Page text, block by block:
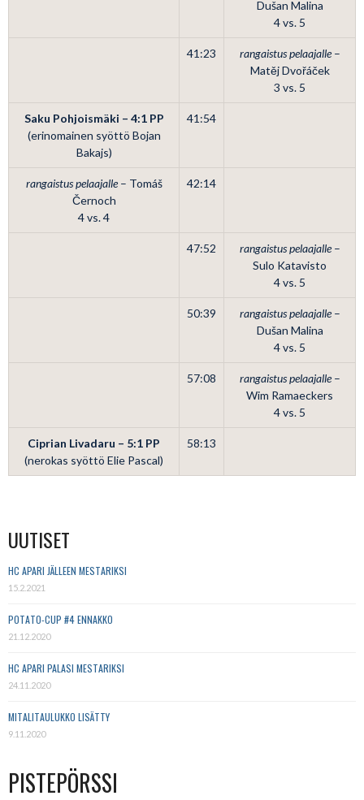
Dušan Malina
4 vs. 5
41:23 rangaistus pelaajalle–
Matěj Dvořáček
3 vs. 5
Saku Pohjoismäki – 4:1 PP
(erinomainen syöttö Bojan
Bakajs)
41:54
rangaistus pelaajalle– Tomáš
Černoch
4 vs. 4
42:14
47:52 rangaistus pelaajalle–
Sulo Katavisto
4 vs. 5
50:39 rangaistus pelaajalle–
Dušan Malina
4 vs. 5
57:08 rangaistus pelaajalle–
Wim Ramaeckers
4 vs. 5
Ciprian Livadaru – 5:1 PP
(nerokas syöttö Elie Pascal)
58:13
UUTISET
HC APARI JÄLLEEN MESTARIKSI
15.2.2021
POTATO-CUP #4 ENNAKKO
21.12.2020
HC APARI PALASI MESTARIKSI
24.11.2020
MITALITAULUKKO LISÄTTY
9.11.2020
PISTEPÖRSSI